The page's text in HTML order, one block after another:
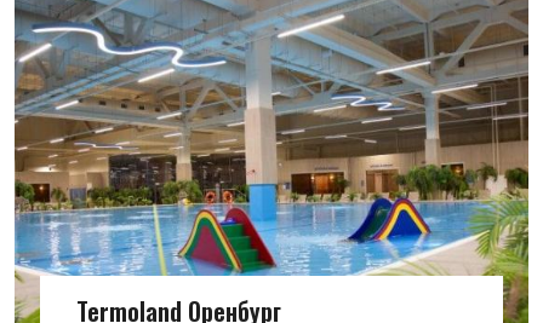
Termoland Оренбург